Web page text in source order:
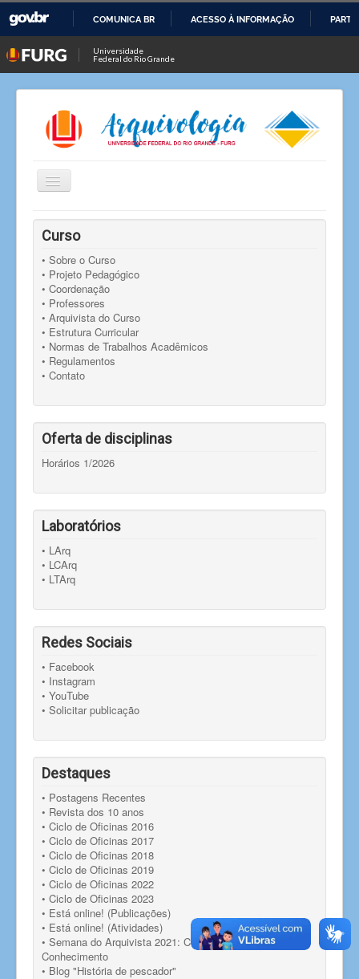
O
CONTEÚDO
COMUNICA BR ACESSO À INFORMAÇÃO
Universidade
Federal do Rio Grande
Alternar
Navegação
Você está aqui:
Projeto "Sardiñas, atuns e exquisitices: aplicação do
AtoM numa coleção de rótulos de pescados"
Curso
• Sobre o Curso
• Projeto Pedagógico
• Coordenação
• Professores
• Arquivista do Curso
• Estrutura Curricular
• Normas de Trabalhos Acadêmicos
• Regulamentos
• Contato
Oferta de disciplinas
Horários 1/2026
Laboratórios
• LArq
• LCArq
• LTArq
Redes Sociais
• Facebook
• Instagram
• YouTube
• Solicitar publicação
Destaques
• Postagens Recentes
• Revista dos 10 anos
• Ciclo de Oficinas 2016
• Ciclo de Oficinas 2017
• Ciclo de Oficinas 2018
• Ciclo de Oficinas 2019
• Ciclo de Oficinas 2022
• Ciclo de Oficinas 2023
• Está online! (Publicações)
• Está online! (Atividades)
• Semana do Arquivista 2021: Compartilhando
Conhecimento
• Blog "História de pescador"